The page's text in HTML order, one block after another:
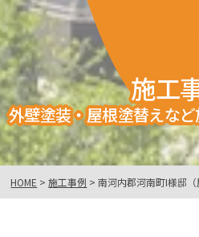
施工
外壁塗装・屋根塗替えな
HOME >施工事例 >南河内郡河南町I様邸（